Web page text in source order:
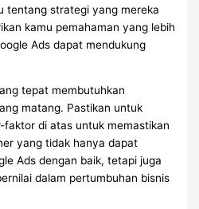
tentang strategi yang mereka
kamu pemahaman yang lebih
Ads dapat mendukung
tepat membutuhkan
matang. Pastikan untuk
di atas untuk memastikan
yang tidak hanya dapat
Ads dengan baik, tetapi juga
dalam pertumbuhan bisnis